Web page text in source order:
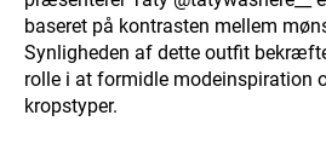
baseret på kontrasten mellem
Synligheden af dette outfit
rolle i at formidle modeinspiration
kropstyper.